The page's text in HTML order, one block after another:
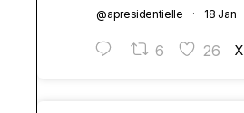
@apresidentielle · 18 Jan
6 26 X